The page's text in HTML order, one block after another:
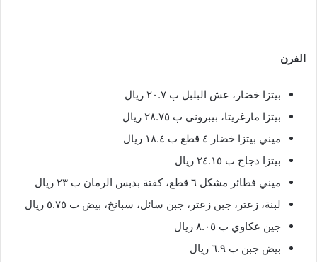
الفرن
بيتزا خضار، عش البلبل ب ٢٠.٧ ريال
بيتزا مارغريتا، بيبروني ب ٢٨.٧٥ ريال
ميني بيتزا خضار ٤ قطع ب ١٨.٤ ريال
بيتزا دجاج ب ٢٤.١٥ ريال
ميني فطائر مشكل ٦ قطع، كفتة بدبس الرمان ب ٢٣ ريال
لبنة، زعتر، جبن زعتر، جبن سائل، سبانخ، بيض ب ٥.٧٥ ريال
جين عكاوي ب ٨.٠٥ ريال
بيض جبن ب ٦.٩ ريال